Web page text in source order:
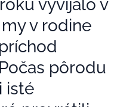
vyvíjalo v
v rodine
pôrodu
isté